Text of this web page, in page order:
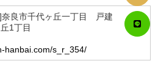
奈良市千代ヶ丘一丁目 戸建
1丁目
hanbai.com/s_r_354/